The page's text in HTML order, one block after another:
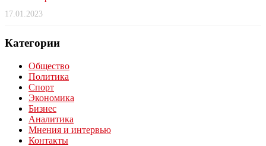
17.01.2023
Категории
Общество
Политика
Спорт
Экономика
Бизнес
Аналитика
Мнения и интервью
Контакты